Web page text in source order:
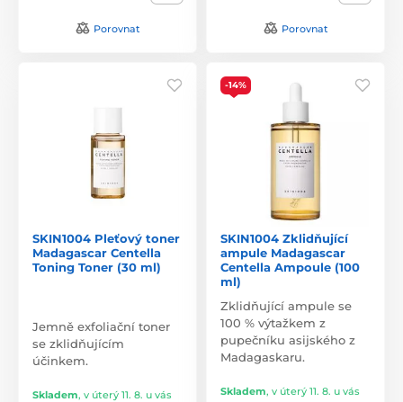
Porovnat Porovnat
SKIN1004 Pleťový toner
Madagascar Centella
Toning Toner (30 ml)
Jemně exfoliační toner
se zklidňujícím
účinkem.
Skladem, v úterý 11. 8. u vás
-14%
SKIN1004 Zklidňující
ampule Madagascar
Centella Ampoule (100
ml)
Zklidňující ampule se
100 % výtažkem z
pupečníku asijského z
Madagaskaru.
Skladem, v úterý 11. 8. u vás